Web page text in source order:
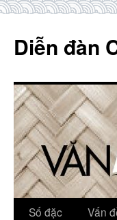
content
Diễn đàn
Số đặc
Vấn